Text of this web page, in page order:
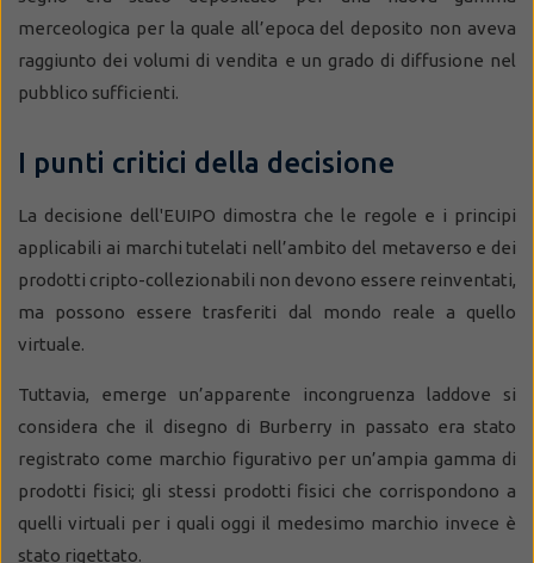
merceologica per la quale all’epoca del deposito non aveva
raggiunto dei volumi di vendita e un grado di diffusione nel
pubblico sufficienti.
I punti critici della decisione
La decisione dell'EUIPO dimostra che le regole e i principi
applicabili ai marchi tutelati nell’ambito del metaverso e dei
prodotti cripto-collezionabili non devono essere reinventati,
ma possono essere trasferiti dal mondo reale a quello
virtuale.
Tuttavia, emerge un’apparente incongruenza laddove si
considera che il disegno di Burberry in passato era stato
registrato come marchio figurativo per un’ampia gamma di
prodotti fisici; gli stessi prodotti fisici che corrispondono a
quelli virtuali per i quali oggi il medesimo marchio invece è
stato rigettato.